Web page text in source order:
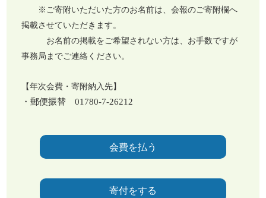
※ご寄附いただいた方のお名前は、会報のご寄附欄へ
掲載させていただきます。
お名前の掲載をご希望されない方は、お手数ですが
事務局までご連絡ください。
【年次会費・寄附納入先】
・郵便振替 01780-7-26212
会費を払う
寄付をする